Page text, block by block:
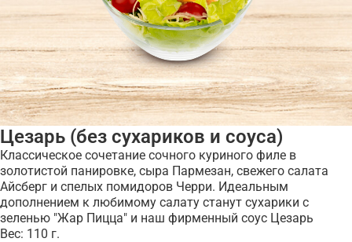
Цезарь (без сухариков и соуса)
Классическое сочетание сочного куриного филе в
золотистой панировке, сыра Пармезан, свежего салата
Айсберг и спелых помидоров Черри. Идеальным
дополнением к любимому салату станут сухарики с
зеленью "Жар Пицца" и наш фирменный соус Цезарь
Вес: 110 г.